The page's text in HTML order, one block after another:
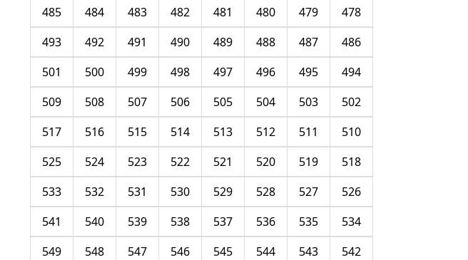
478
479
480
481
482
483
484
485
486
487
488
489
490
491
492
493
494
495
496
497
498
499
500
501
502
503
504
505
506
507
508
509
510
511
512
513
514
515
516
517
518
519
520
521
522
523
524
525
526
527
528
529
530
531
532
533
534
535
536
537
538
539
540
541
542
543
544
545
546
547
548
549